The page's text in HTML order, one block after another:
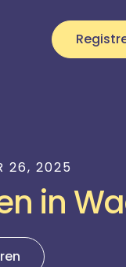
26, 2025
in